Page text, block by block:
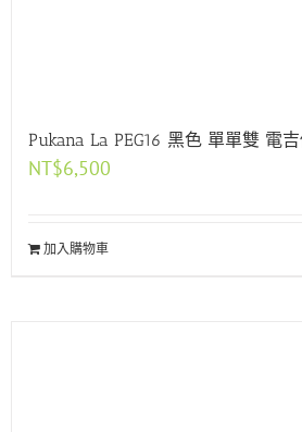
Pukana La PEG16 黑色 單單雙 電
NT$6,500
加入購物車